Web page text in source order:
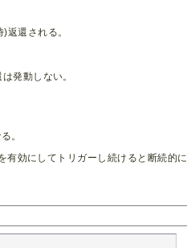
還される。
発動しない。
。
有効にしてトリガーし続けると断続的に